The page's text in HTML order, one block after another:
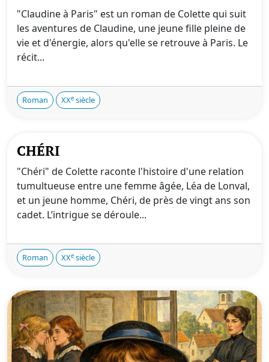
"Claudine à Paris" est un roman de Colette qui suit
les aventures de Claudine, une jeune fille pleine de
vie et d'énergie, alors qu'elle se retrouve à Paris. Le
récit...
Roman XXe siècle
CHÉRI
"Chéri" de Colette raconte l'histoire d'une relation
tumultueuse entre une femme âgée, Léa de Lonval,
et un jeune homme, Chéri, de près de vingt ans son
cadet. L’intrigue se déroule...
Roman XXe siècle